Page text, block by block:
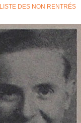
LISTE DES NON RENTRÉS